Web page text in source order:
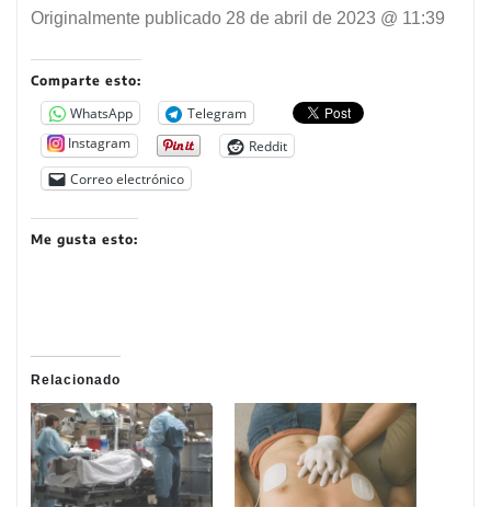
Originalmente publicado 28 de abril de 2023 @ 11:39
Comparte esto:
WhatsApp
Telegram
Instagram
Reddit
Correo electrónico
Me gusta esto:
Relacionado